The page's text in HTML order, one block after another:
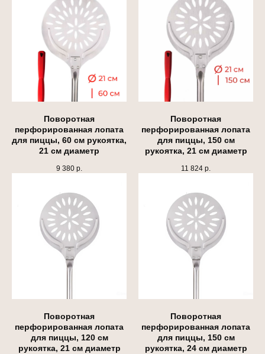
Поворотная
перфорированная лопата
для пиццы, 60 см рукоятка,
21 см диаметр
9 380 р.
Поворотная
перфорированная лопата
для пиццы, 150 см
рукоятка, 21 см диаметр
11 824 р.
Поворотная
перфорированная лопата
для пиццы, 120 см
рукоятка, 21 см диаметр
Поворотная
перфорированная лопата
для пиццы, 150 см
рукоятка, 24 см диаметр